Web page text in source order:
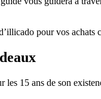
pour vos achats
15 ans de son